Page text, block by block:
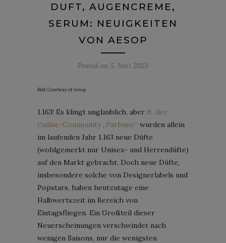
DUFT, AUGENCREME,
SERUM: NEUIGKEITEN
VON AESOP
Posted on 5. Juni 2023
Bild: Courtesy of Aesop
1.163! Es klingt unglaublich, aber lt. der
Online-Community „Parfumo“ wurden allein
im laufenden Jahr 1.163 neue Düfte
(wohlgemerkt nur Unisex- und Herrendüfte)
auf den Markt gebracht. Doch neue Düfte,
insbesondere solche von Designerlabels und
Popstars, haben heutzutage eine
Halbwertszeit im Bereich von
Eintagsfliegen. Ein Großteil dieser
Neuerscheinungen verschwindet nach
wenigen Saisons, nur die wenigsten